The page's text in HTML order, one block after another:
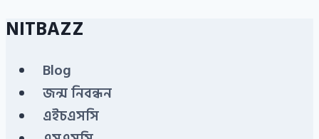
Skip
content
NITBAZZ
Blog
জন্ম নিবন্ধন
এইচএসসি